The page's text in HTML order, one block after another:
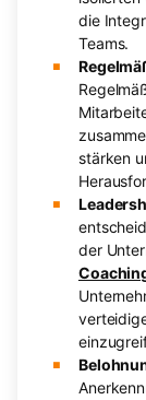
die
Teams.
stärken
der